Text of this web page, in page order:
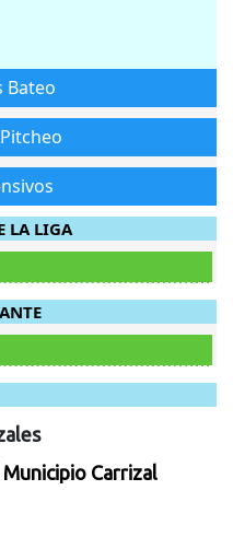
Bateo
LA LIGA
Carrizal